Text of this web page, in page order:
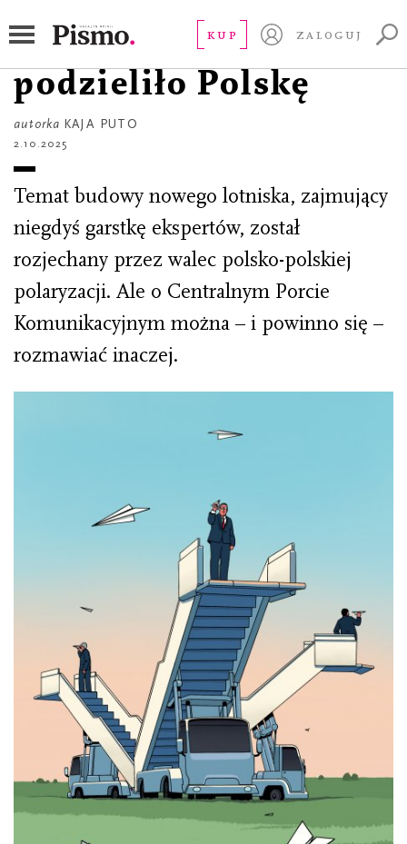
KUP ZALOGUJ
CPK: lotnisko, które
podzieliło Polskę
autorka KAJA PUTO
2.10.2025
Temat budowy nowego lotniska, zajmujący
niegdyś garstkę ekspertów, został
rozjechany przez walec polsko-polskiej
polaryzacji. Ale o Centralnym Porcie
Komunikacyjnym można – i powinno się –
rozmawiać inaczej.